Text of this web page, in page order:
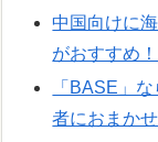
中国向けに
がおすすめ！
「BASE」
者におまかせ